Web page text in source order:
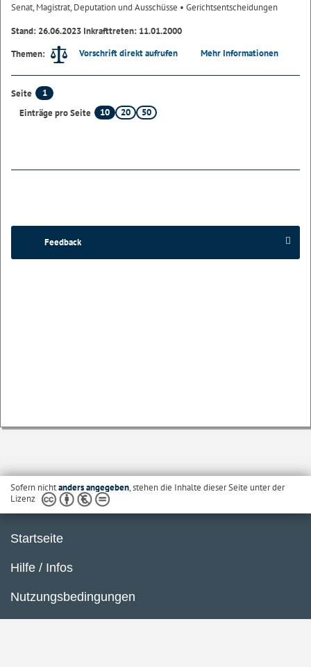
Senat, Magistrat, Deputation und Ausschüsse • Gerichtsentscheidungen
Stand: 26.06.2023 Inkrafttreten: 11.01.2000
Themen:
Vorschrift direkt aufrufen Mehr Informationen
Seite
1
Einträge pro Seite
10 20 50
Feedback
Sofern nichtanders angegeben, stehen die Inhalte dieser Seite unter der
Lizenz
Startseite
Hilfe / Infos
Nutzungsbedingungen